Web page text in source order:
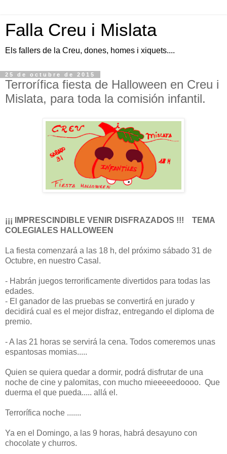
Falla Creu i Mislata
Els fallers de la Creu, dones, homes i xiquets....
25 de octubre de 2015
Terrorífica fiesta de Halloween en Creu i
Mislata, para toda la comisión infantil.
¡¡¡ IMPRESCINDIBLE VENIR DISFRAZADOS !!! TEMA
COLEGIALES HALLOWEEN
La fiesta comenzará a las 18 h, del próximo sábado 31 de
Octubre, en nuestro Casal.
- Habrán juegos terrorificamente divertidos para todas las
edades.
- El ganador de las pruebas se convertirá en jurado y
decidirá cual es el mejor disfraz, entregando el diploma de
premio.
- A las 21 horas se servirá la cena. Todos comeremos unas
espantosas momias.....
Quien se quiera quedar a dormir, podrá disfrutar de una
noche de cine y palomitas, con mucho mieeeeedoooo. Que
duerma el que pueda..... allá el.
Terrorífica noche .......
Ya en el Domingo, a las 9 horas, habrá desayuno con
chocolate y churros.